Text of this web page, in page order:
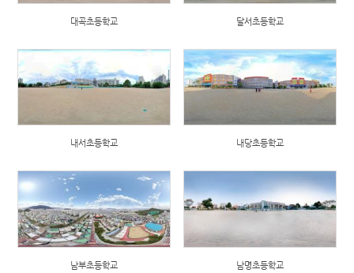
대곡초등학교 달서초등학교
내서초등학교 내당초등학교
남부초등학교 남명초등학교